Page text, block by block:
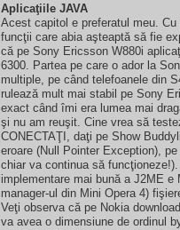
Aplicaţiile JAVA
Acest capitol e preferatul meu.
funcţii care abia aşteaptă să fie
că pe Sony Ericsson W880i
6300. Partea pe care o ador la
multiple, pe când telefoanele din
rulează mult mai stabil pe Sony
exact când îmi era lumea mai
şi nu am reuşit. Cine vrea să
CONECTAŢI, daţi pe Show
eroare (Null Pointer Exception),
chiar va continua să
implementare mai bună a J2ME
manager-ul din Mini Opera 4)
Veţi observa că pe Nokia
va avea o dimensiune de ordinul